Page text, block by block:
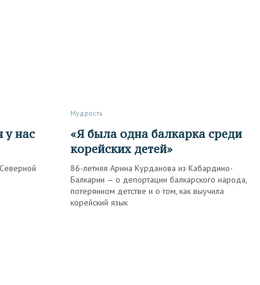
Мудрость
«Я была одна балкарка среди
корейских детей»
86-летняя Арина Курданова из Кабардино-
Балкарии — о депортации балкарского народа,
потерянном детстве и о том, как выучила
корейский язык